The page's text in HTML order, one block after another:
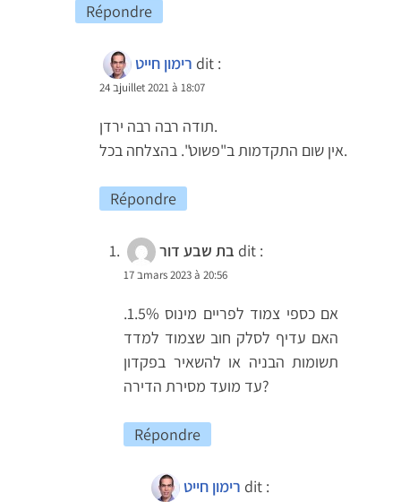
Répondre
רימון חייט dit :
24 בjuillet 2021 à 18:07
תודה רבה רבה ירדן.
אין שום התקדמות ב"פשוט". בהצלחה בכל.
Répondre
בת שבע דור dit :
17 בmars 2023 à 20:56
אם כספי צמוד לפריים מינוס 1.5%.
האם עדיף לסלק חוב שצמוד למדד
תשומות הבניה או להשאיר בפקדון
עד מועד מסירת הדירה?
Répondre
רימון חייט dit :